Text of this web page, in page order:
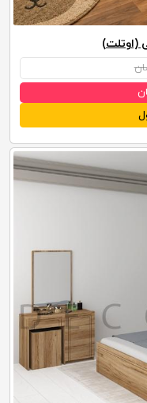
(اوتلت)